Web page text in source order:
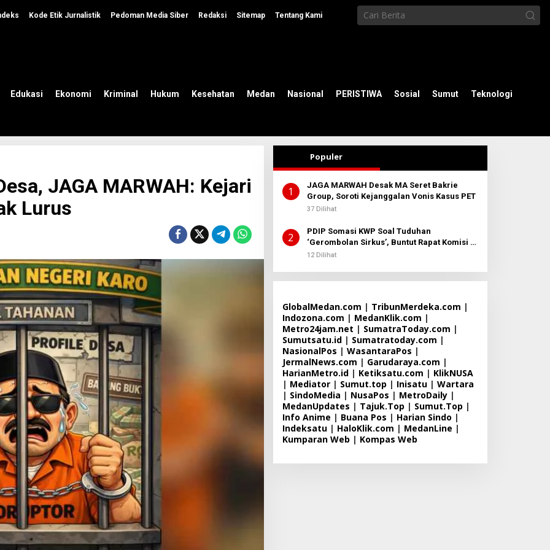
Kode Etik Jurnalistik Pedoman Media Siber Redaksi Sitemap Tentang Kami
Edukasi Ekonomi Kriminal Hukum Kesehatan Medan Nasional PERISTIWA Sosial Sumut Teknologi
JAGA MARWAH: Kejari
Lurus
Populer
1
JAGA MARWAH Desak MA Seret Bakrie
Group, Soroti Kejanggalan Vonis Kasus PET
37 Dilihat
2
PDIP Somasi KWP Soal Tuduhan
‘Gerombolan Sirkus’, Buntut Rapat Komisi II
Dipimpin Sufmi Dasco Ahmad
12 Dilihat
GlobalMedan.com | TribunMerdeka.com |
Indozona.com | MedanKlik.com |
Metro24jam.net | SumatraToday.com |
Sumutsatu.id| Sumatratoday.com |
NasionalPos | WasantaraPos |
JermalNews.com | Garudaraya.com |
HarianMetro.id| Ketiksatu.com | KlikNUSA
| Mediator| Sumut.top | Inisatu| Wartara
| SindoMedia | NusaPos | MetroDaily|
MedanUpdates | Tajuk.Top | Sumut.Top |
Info Anime | Buana Pos | Harian Sindo |
Indeksatu| HaloKlik.com | MedanLine |
Kumparan Web | Kompas Web